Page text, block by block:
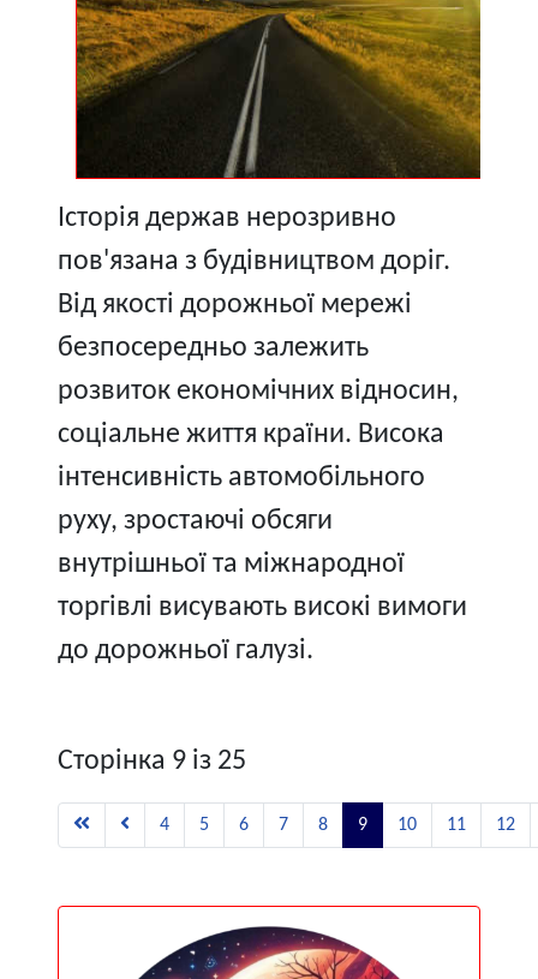
Історія держав нерозривно
пов'язана з будівництвом доріг.
Від якості дорожньої мережі
безпосередньо залежить
розвиток економічних відносин,
соціальне життя країни. Висока
інтенсивність автомобільного
руху, зростаючі обсяги
внутрішньої та міжнародної
торгівлі висувають високі вимоги
до дорожньої галузі.
Сторінка 9 із 25
4 5 6 7 8 9 10 11 12